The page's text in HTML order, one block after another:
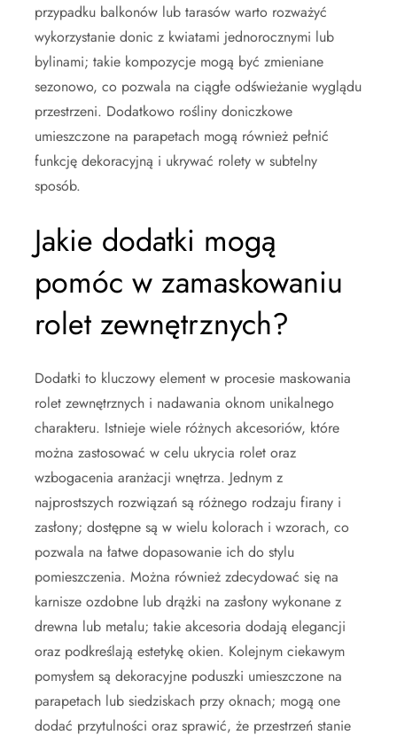
przypadku balkonów lub tarasów warto rozważyć
wykorzystanie donic z kwiatami jednorocznymi lub
bylinami; takie kompozycje mogą być zmieniane
sezonowo, co pozwala na ciągłe odświeżanie wyglądu
przestrzeni. Dodatkowo rośliny doniczkowe
umieszczone na parapetach mogą również pełnić
funkcję dekoracyjną i ukrywać rolety w subtelny
sposób.
Jakie dodatki mogą
pomóc w zamaskowaniu
rolet zewnętrznych?
Dodatki to kluczowy element w procesie maskowania
rolet zewnętrznych i nadawania oknom unikalnego
charakteru. Istnieje wiele różnych akcesoriów, które
można zastosować w celu ukrycia rolet oraz
wzbogacenia aranżacji wnętrza. Jednym z
najprostszych rozwiązań są różnego rodzaju firany i
zasłony; dostępne są w wielu kolorach i wzorach, co
pozwala na łatwe dopasowanie ich do stylu
pomieszczenia. Można również zdecydować się na
karnisze ozdobne lub drążki na zasłony wykonane z
drewna lub metalu; takie akcesoria dodają elegancji
oraz podkreślają estetykę okien. Kolejnym ciekawym
pomysłem są dekoracyjne poduszki umieszczone na
parapetach lub siedziskach przy oknach; mogą one
dodać przytulności oraz sprawić, że przestrzeń stanie